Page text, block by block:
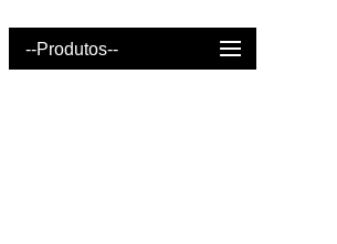
--Produtos--